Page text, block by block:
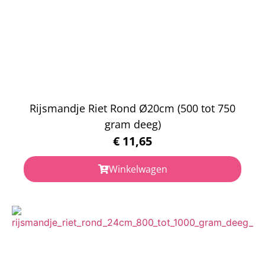
Rijsmandje Riet Rond Ø20cm (500 tot 750
gram deeg)
€ 11,65
Winkelwagen